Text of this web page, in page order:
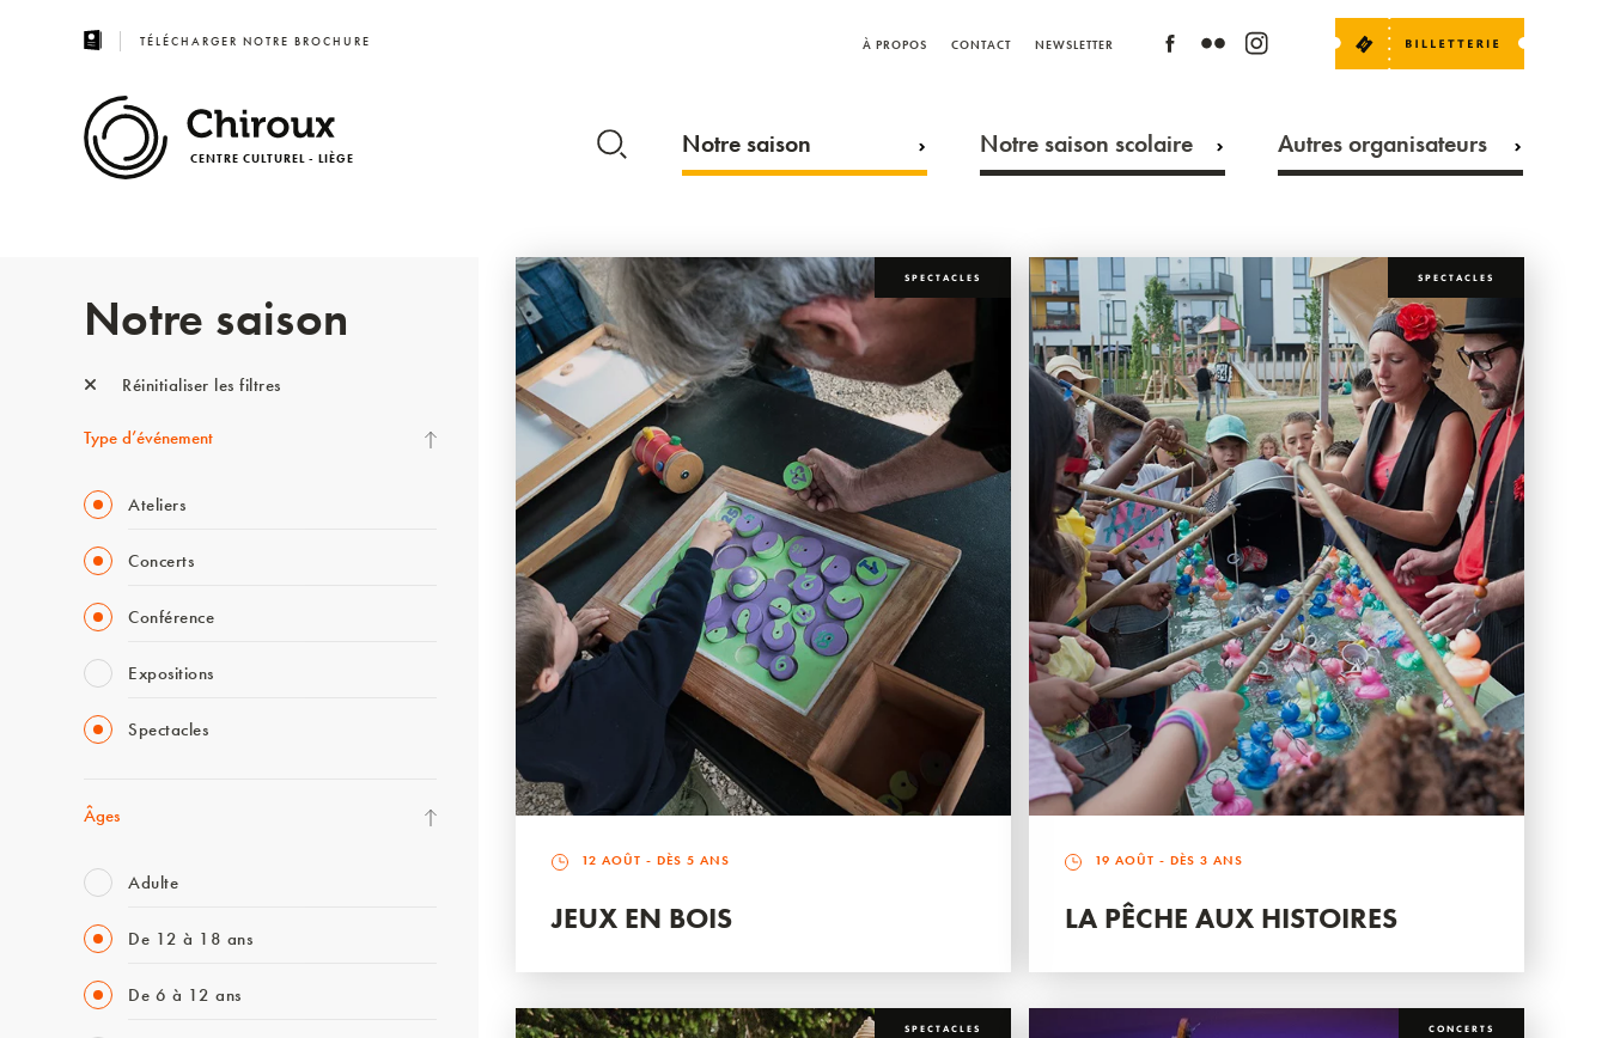
TÉLÉCHARGER NOTRE BROCHURE À PROPOS CONTACT NEWSLETTER
CENTRE CULTUREL - LIÈGE Notre saison Notre saison scolaire Autres organisateurs
Notre saison
Réinitialiser les filtres
Type d’événement
Ateliers
Concerts
Conférence
Expositions
Spectacles
Âges
Adulte
De 12 à 18 ans
De 6 à 12 ans
SPECTACLES
12 AOÛT - DÈS 5 ANS
JEUX EN BOIS
SPECTACLES
19 AOÛT - DÈS 3 ANS
LA PÊCHE AUX HISTOIRES
SPECTACLES CONCERTS